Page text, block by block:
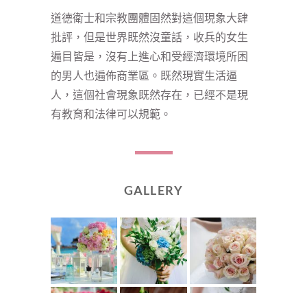
道德衛士和宗教團體固然對這個現象大肆
批評，但是世界既然沒童話，收兵的女生
遍目皆是，沒有上進心和受經濟環境所困
的男人也遍佈商業區。既然現實生活逼
人，這個社會現象既然存在，已經不是現
有教育和法律可以規範。
GALLERY